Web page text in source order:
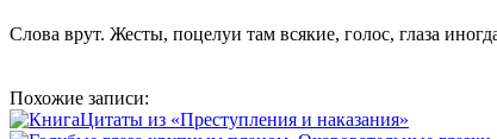
Слова врут. Жесты, поцелуи там всякие, голос, глаза
Похожие записи:
Цитаты из «Преступления и наказания»